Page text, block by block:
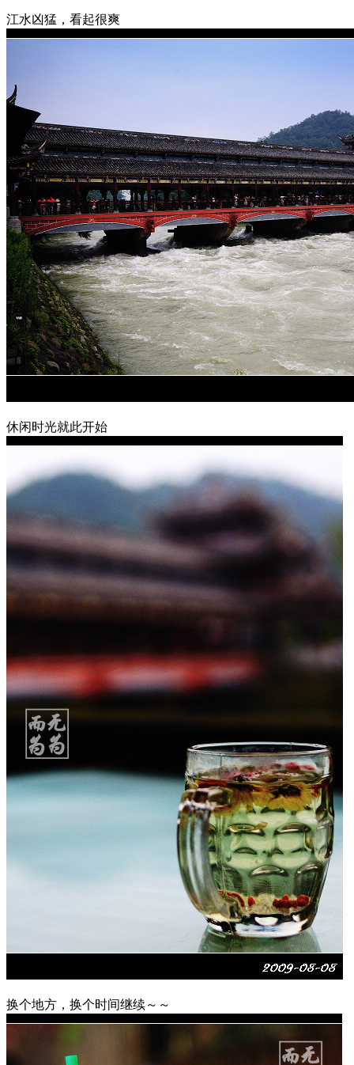
江水凶猛，看起很爽
休闲时光就此开始
换个地方，换个时间继续～～